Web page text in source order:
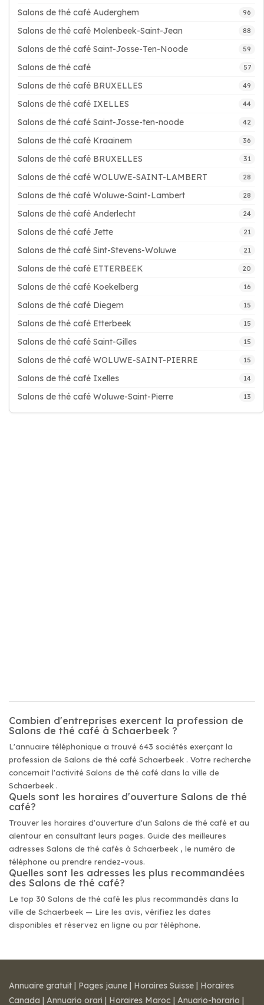
Salons de thé café Auderghem 96
Salons de thé café Molenbeek-Saint-Jean 88
Salons de thé café Saint-Josse-Ten-Noode 59
Salons de thé café 57
Salons de thé café BRUXELLES 49
Salons de thé café IXELLES 44
Salons de thé café Saint-Josse-ten-noode 42
Salons de thé café Kraainem 36
Salons de thé café BRUXELLES 31
Salons de thé café WOLUWE-SAINT-LAMBERT 28
Salons de thé café Woluwe-Saint-Lambert 28
Salons de thé café Anderlecht 24
Salons de thé café Jette 21
Salons de thé café Sint-Stevens-Woluwe 21
Salons de thé café ETTERBEEK 20
Salons de thé café Koekelberg 16
Salons de thé café Diegem 15
Salons de thé café Etterbeek 15
Salons de thé café Saint-Gilles 15
Salons de thé café WOLUWE-SAINT-PIERRE 15
Salons de thé café Ixelles 14
Salons de thé café Woluwe-Saint-Pierre 13
Combien d'entreprises exercent la profession de
Salons de thé café à Schaerbeek ?
L'annuaire téléphonique a trouvé 643 sociétés exerçant la
profession de Salons de thé café Schaerbeek . Votre recherche
concernait l'activité Salons de thé café dans la ville de
Schaerbeek .
Quels sont les horaires d'ouverture Salons de thé
café?
Trouver les horaires d'ouverture d'un Salons de thé café et au
alentour en consultant leurs pages. Guide des meilleures
adresses Salons de thé cafés à Schaerbeek , le numéro de
téléphone ou prendre rendez-vous.
Quelles sont les adresses les plus recommandées
des Salons de thé café?
Le top 30 Salons de thé café les plus recommandés dans la
ville de Schaerbeek — Lire les avis, vérifiez les dates
disponibles et réservez en ligne ou par téléphone.
Annuaire gratuit | Pages jaune | Horaires Suisse | Horaires
Canada | Annuario orari | Horaires Maroc | Anuario-horario |